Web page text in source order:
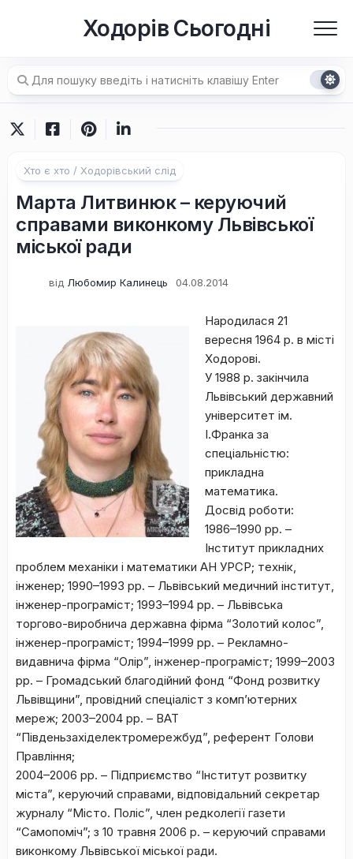
Ходорів Сьогодні
Хто є хто / Ходорівський слід
Марта Литвинюк – керуючий
справами виконкому Львівської
міської ради
від Любомир Калинець 04.08.2014
Народилася 21
вересня 1964 р. в місті
Ходорові.
У 1988 р. закінчила
Львівський державний
університет ім.
І.Франка за
спеціальністю:
прикладна
математика.
Досвід роботи:
1986–1990 рр. –
Інститут прикладних
проблем механіки і математики АН УРСР; технік,
інженер; 1990–1993 рр. – Львівський медичний інститут,
інженер-програміст; 1993–1994 рр. – Львівська
торгово-виробнича державна фірма “Золотий колос”,
інженер-програміст; 1994–1999 рр. – Рекламно-
видавнича фірма “Олір”, інженер-програміст; 1999–2003
рр. – Громадський благодійний фонд “Фонд розвитку
Львівщини”, провідний спеціаліст з комп’ютерних
мереж; 2003–2004 рр. – ВАТ
“Південьзахіделектромережбуд”, референт Голови
Правління;
2004–2006 рр. – Підприємство “Інститут розвитку
міста”, керуючий справами, відповідальний секретар
журналу “Місто. Поліс”, член редколегії газети
“Самопоміч”; з 10 травня 2006 р. – керуючий справами
виконкому Львівської міської ради.